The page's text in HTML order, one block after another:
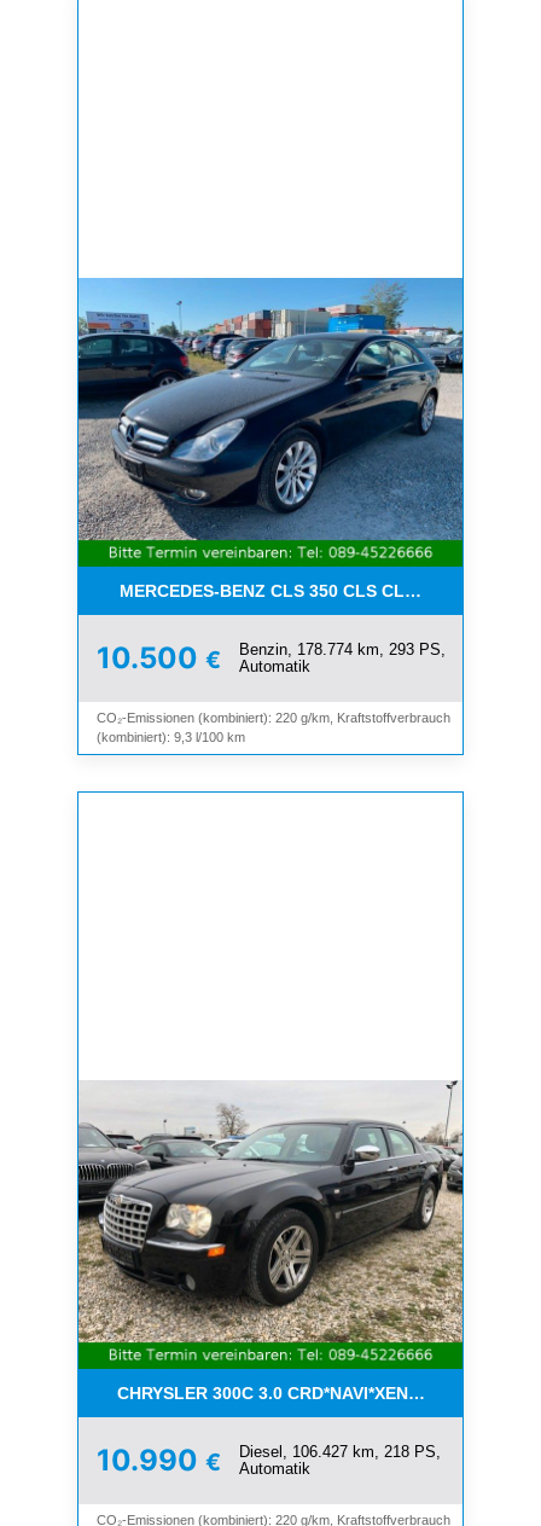
MERCEDES-BENZ CLS 350 CLS CLS 350
10.500 €
Benzin, 178.774 km, 293 PS,
Automatik
CO₂-Emissionen (kombiniert): 220 g/km, Kraftstoffverbrauch
(kombiniert): 9,3 l/100 km
CHRYSLER 300C 3.0
10.990 €
Diesel, 106.427 km, 218 PS,
Automatik
CO₂-Emissionen (kombiniert): 220 g/km, Kraftstoffverbrauch